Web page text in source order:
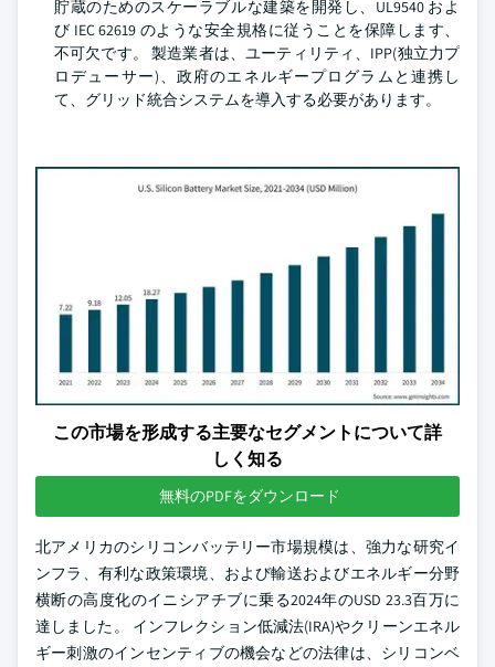
貯蔵のためのスケーラブルな建築を開発し、UL9540 およ
び IEC 62619 のような安全規格に従うことを保障します、
不可欠です。 製造業者は、ユーティリティ、IPP(独立力プ
ロデューサー)、政府のエネルギープログラムと連携し
て、グリッド統合システムを導入する必要があります。
この市場を形成する主要なセグメントについて詳
しく知る
無料のPDFをダウンロード
北アメリカのシリコンバッテリー市場規模は、強力な研究イ
ンフラ、有利な政策環境、および輸送およびエネルギー分野
横断の高度化のイニシアチブに乗る2024年のUSD 23.3百万に
達しました。 インフレクション低減法(IRA)やクリーンエネル
ギー刺激のインセンティブの機会などの法律は、シリコンベ